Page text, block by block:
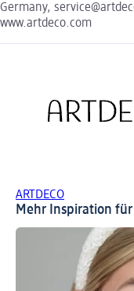
Germany,
www.artdeco.com
ARTDECO
Mehr Inspiration für